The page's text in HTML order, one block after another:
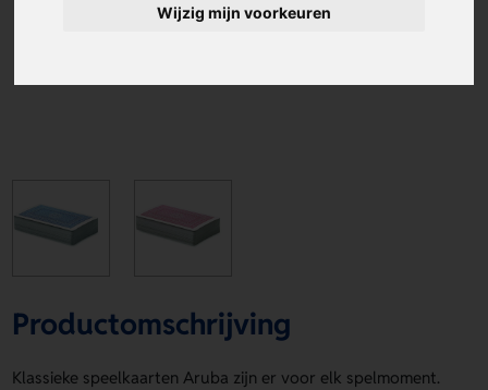
Wijzig mijn voorkeuren
Productomschrijving
Klassieke speelkaarten Aruba zijn er voor elk spelmoment.